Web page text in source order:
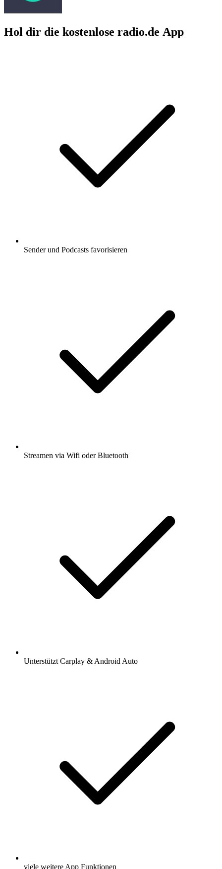
Hol dir die kostenlose radio.de App
Sender und Podcasts favorisieren
Streamen via Wifi oder Bluetooth
Unterstützt Carplay & Android Auto
viele weitere App Funktionen